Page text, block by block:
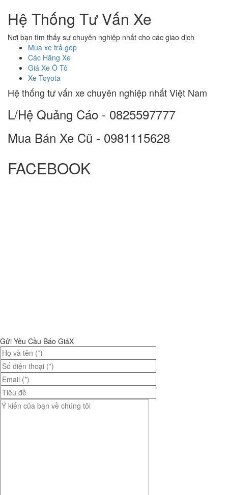
Hệ Thống Tư Vấn Xe
Nơi bạn tìm thấy sự chuyên nghiệp nhất cho các giao dịch
Mua xe trả góp
Các Hãng Xe
Giá Xe Ô Tô
Xe Toyota
Hệ thống tư vấn xe chuyên nghiệp nhất Việt Nam
L/Hệ Quảng Cáo - 0825597777
Mua Bán Xe Cũ - 0981115628
FACEBOOK
Gửi Yêu Cầu Báo GiáX